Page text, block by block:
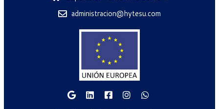
administracion@hytesu.com